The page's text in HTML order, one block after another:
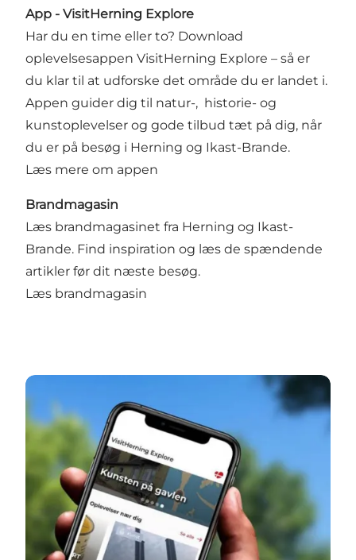
App - VisitHerning Explore
Har du en time eller to? Download
oplevelsesappen VisitHerning Explore – så er
du klar til at udforske det område du er landet i.
Appen guider dig til natur-, historie- og
kunstoplevelser og gode tilbud tæt på dig, når
du er på besøg i Herning og Ikast-Brande.
Læs mere om appen
Brandmagasin
Læs brandmagasinet fra Herning og Ikast-
Brande. Find inspiration og læs de spændende
artikler før dit næste besøg.
Læs brandmagasin
VisitHerning Explore